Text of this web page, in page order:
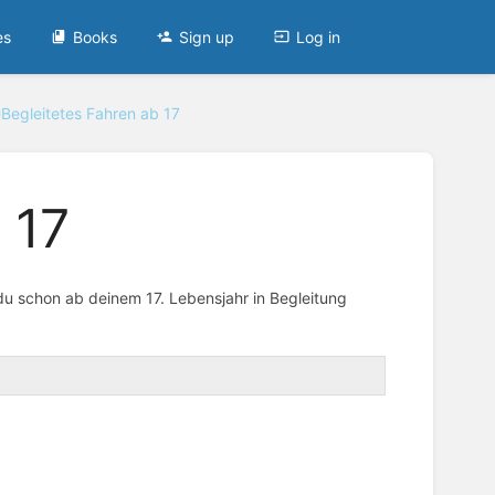
Books Sign up Log in
Begleitetes Fahren ab 17
schon ab deinem 17. Lebensjahr in Begleitung